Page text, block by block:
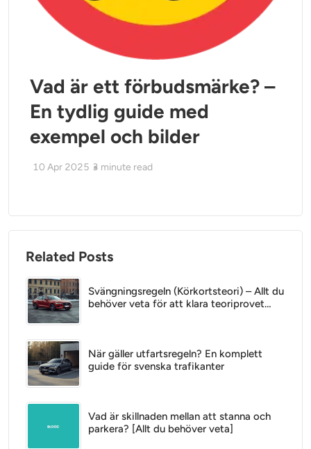
Vad är ett förbudsmärke? –
En tydlig guide med
exempel och bilder
10 Apr 2025 3 minute read
Related Posts
Svängningsregeln (Körkortsteori) – Allt du
behöver veta för att klara teoriprovet
När gäller utfartsregeln? En komplett
guide för svenska trafikanter
Vad är skillnaden mellan att stanna och
parkera? [Allt du behöver veta]